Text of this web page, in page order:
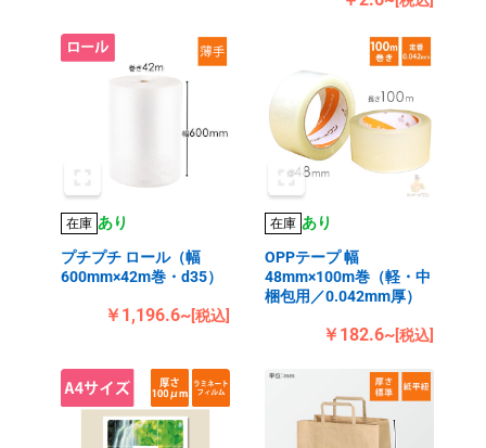
在庫 あり
プチプチ ロール（幅
600mm×42m巻・d35）
￥1,196.6~[税込]
在庫 あり
OPPテープ 幅
48mm×100m巻（軽・中
梱包用／0.042mm厚）
￥182.6~[税込]